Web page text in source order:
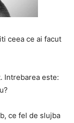
ceea ce ai facut
Intrebarea este:
ce fel de slujba